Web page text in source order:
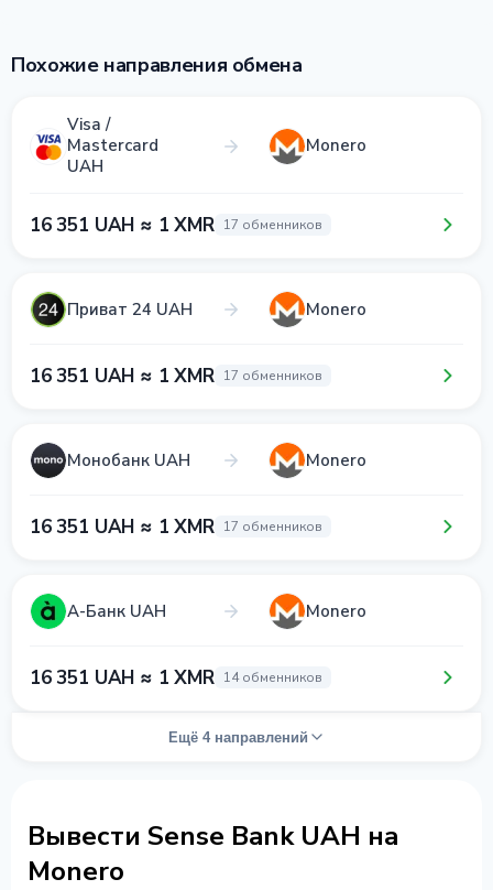
Похожие направления обмена
Visa /
Mastercard
UAH
Monero
16 351 UAH ≈ 1 XMR 17 обменников
Приват 24 UAH Monero
16 351 UAH ≈ 1 XMR 17 обменников
Монобанк UAH Monero
16 351 UAH ≈ 1 XMR 17 обменников
А-Банк UAH Monero
16 351 UAH ≈ 1 XMR 14 обменников
Ещё 4 направлений
Вывести Sense Bank UAH на
Monero